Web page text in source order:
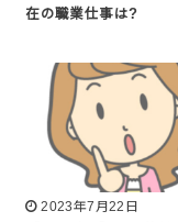
在の職業仕事は?
2023年7月22日